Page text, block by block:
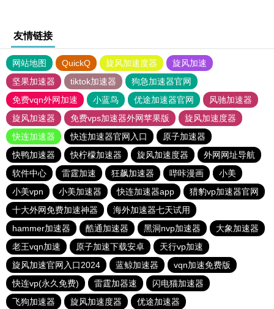
友情链接
网站地图 QuickQ 旋风加速度器
旋风加速
坚果加速器
tiktok加速器
狗急加速器官网
免费vqn外网加速
小蓝鸟 优途加速器官网
风驰加速器
旋风加速器
免费vps加速器外网苹果版
旋风加速度器
快连加速器
快连加速器官网入口
原子加速器
快鸭加速器
快柠檬加速器 旋风加速度器
外网网址导航
软件中心
雷霆加速 狂飙加速器 哔咔漫画
小美
小美vpn
小美加速器 快连加速器app
猎豹vp加速器官网
十大外网免费加速神器
海外加速器七天试用
hammer加速器
酷通加速器 黑洞nvp加速器
大象加速器
老王vqn加速
原子加速下载安卓
天行vp加速
旋风加速官网入口2024
蓝鲸加速器
vqn加速免费版
快连vp(永久免费)
雷霆加器速
闪电猫加速器
飞狗加速器
旋风加速度器 优途加速器